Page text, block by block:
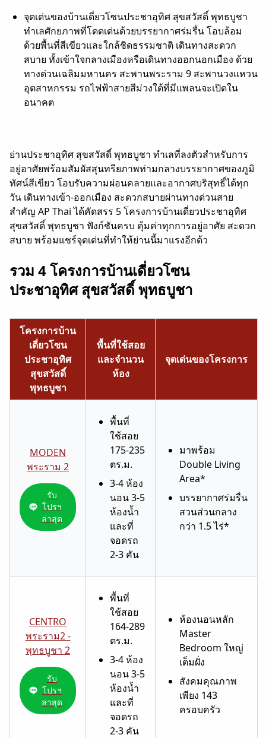
จุดเด่นของบ้านเดี่ยวโซนประชาอุทิศ สุขสวัสดิ์ พุทธบูชา
ทำเลศักยภาพที่โดดเด่นด้วยบรรยากาศร่มรื่น โอบล้อม
ด้วยพื้นที่สีเขียวและใกล้ชิดธรรมชาติ เดินทางสะดวก
สบาย ทั้งเข้าใจกลางเมืองหรือเดินทางออกนอกเมือง ด้วย
ทางด่วนเฉลิมมหานคร สะพานพระราม 9 สะพานวงแหวน
อุตสาหกรรม รถไฟฟ้าสายสีม่วงใต้ที่มีแพลนจะเปิดใน
อนาคต
ย่านประชาอุทิศ สุขสวัสดิ์ พุทธบูชา ทำเลที่ลงตัวสำหรับการ
อยู่อาศัยพร้อมสัมผัสสุนทรียภาพท่ามกลางบรรยากาศของภูมิ
ทัศน์สีเขียว โอบรับความผ่อนคลายและอากาศบริสุทธิ์ได้ทุก
วัน เดินทางเข้า-ออกเมือง สะดวกสบายผ่านทางด่วนสาย
สำคัญ AP Thai ได้คัดสรร 5 โครงการบ้านเดี่ยวประชาอุทิศ
สุขสวัสดิ์ พุทธบูชา ฟังก์ชันครบ คุ้มค่าทุกการอยู่อาศัย สะดวก
สบาย พร้อมแชร์จุดเด่นที่ทำให้ย่านนี้มาแรงอีกด้ว
รวม 4 โครงการบ้านเดี่ยวโซน
ประชาอุทิศ สุขสวัสดิ์ พุทธบูชา
โครงการบ้าน
เดี่ยวโซน
ประชาอุทิศ
สุขสวัสดิ์
พุทธบูชา
พื้นที่ใช้สอย
และจำนวน
ห้อง
จุดเด่นของโครงการ
MODEN
พระราม 2
รับ
โปรฯ
ล่าสุด
พื้นที่
ใช้สอย
175-235
ตร.ม.
3-4 ห้อง
นอน 3-5
ห้องน้ำ
และที่
จอดรถ
2-3 คัน
มาพร้อม
Double Living
Area*
บรรยากาศร่มรื่น
สวนส่วนกลาง
กว่า 1.5 ไร่*
CENTRO
พระราม2 -
พุทธบูชา 2
รับ
โปรฯ
ล่าสุด
พื้นที่
ใช้สอย
164-289
ตร.ม.
3-4 ห้อง
นอน 3-5
ห้องน้ำ
และที่
จอดรถ
2-3 คัน
ห้องนอนหลัก
Master
Bedroom ใหญ่
เต็มฝั่ง
สังคมคุณภาพ
เพียง 143
ครอบครัว